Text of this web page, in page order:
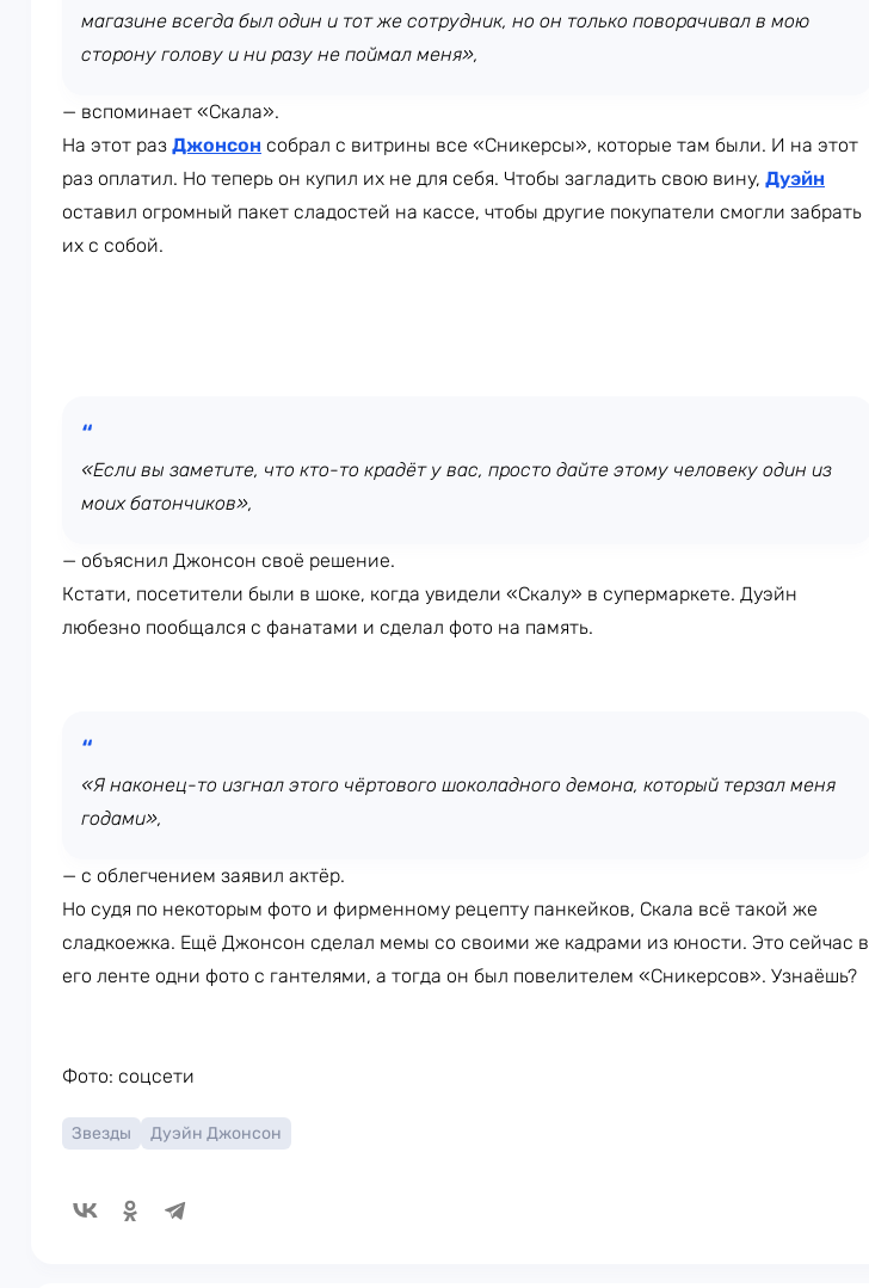
магазине всегда был один и тот же сотрудник, но он только поворачивал в мою
сторону голову и ни разу не поймал меня»,
— вспоминает «Скала».
На этот раз Джонсон собрал с витрины все «Сникерсы», которые там были. И на этот
раз оплатил. Но теперь он купил их не для себя. Чтобы загладить свою вину, Дуэйн
оставил огромный пакет сладостей на кассе, чтобы другие покупатели смогли забрать
их с собой.
«Если вы заметите, что кто-то крадёт у вас, просто дайте этому человеку один из
моих батончиков»,
— объяснил Джонсон своё решение.
Кстати, посетители были в шоке, когда увидели «Скалу» в супермаркете. Дуэйн
любезно пообщался с фанатами и сделал фото на память.
«Я наконец-то изгнал этого чёртового шоколадного демона, который терзал меня
годами»,
— с облегчением заявил актёр.
Но судя по некоторым фото и фирменному рецепту панкейков, Скала всё такой же
сладкоежка. Ещё Джонсон сделал мемы со своими же кадрами из юности. Это сейчас в
его ленте одни фото с гантелями, а тогда он был повелителем «Сникерсов». Узнаёшь?
Фото: соцсети
Звезды Дуэйн Джонсон